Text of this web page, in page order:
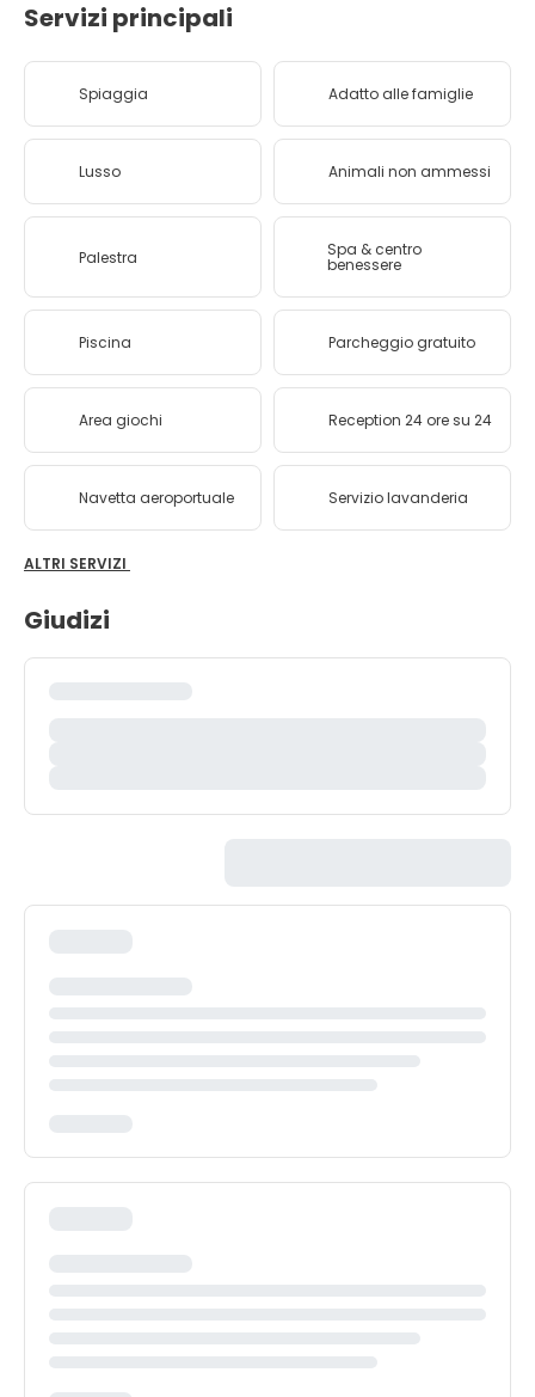
Servizi principali
Spiaggia Adatto alle famiglie
Lusso Animali non ammessi
Palestra Spa & centro
benessere
Piscina Parcheggio gratuito
Area giochi Reception 24 ore su 24
Navetta aeroportuale Servizio lavanderia
ALTRI SERVIZI
Giudizi